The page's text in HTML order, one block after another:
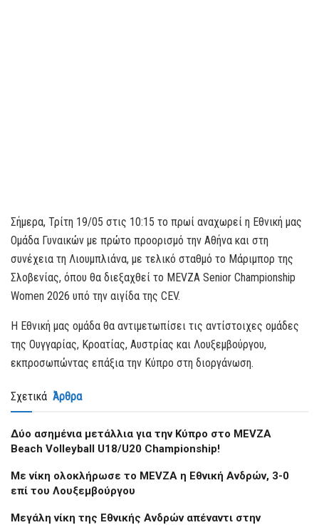
Σήμερα, Τρίτη 19/05 στις 10:15 το πρωί αναχωρεί η Εθνική μας
Ομάδα Γυναικών με πρώτο προορισμό την Αθήνα και στη
συνέχεια τη Λιουμπλιάνα, με τελικό σταθμό το Μάριμπορ της
Σλοβενίας, όπου θα διεξαχθεί το MEVZA Senior Championship
Women 2026 υπό την αιγίδα της CEV.
Η Εθνική μας ομάδα θα αντιμετωπίσει τις αντίστοιχες ομάδες
της Ουγγαρίας, Κροατίας, Αυστρίας και Λουξεμβούργου,
εκπροσωπώντας επάξια την Κύπρο στη διοργάνωση.
Σχετικά Άρθρα
Δύο ασημένια μετάλλια για την Κύπρο στο MEVZA
Beach Volleyball U18/U20 Championship!
Με νίκη ολοκλήρωσε το MEVZA η Εθνική Ανδρών, 3-0
επί του Λουξεμβούργου
Μεγάλη νίκη της Εθνικής Ανδρών απέναντι στην